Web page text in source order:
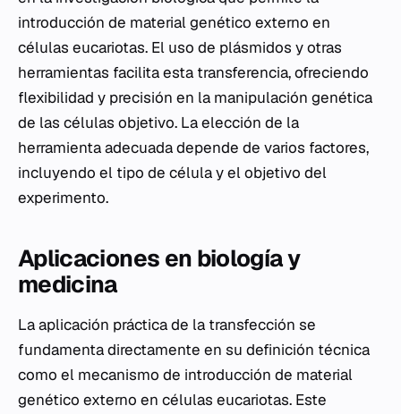
introducción de material genético externo en
células eucariotas. El uso de plásmidos y otras
herramientas facilita esta transferencia, ofreciendo
flexibilidad y precisión en la manipulación genética
de las células objetivo. La elección de la
herramienta adecuada depende de varios factores,
incluyendo el tipo de célula y el objetivo del
experimento.
Aplicaciones en biología y
medicina
La aplicación práctica de la transfección se
fundamenta directamente en su definición técnica
como el mecanismo de introducción de material
genético externo en células eucariotas. Este